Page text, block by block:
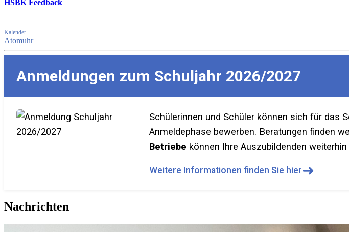
HSBK Feedback
Kalender
Atomuhr
Anmeldungen zum Schuljahr 2026/2027
Schülerinnen und Schüler können sich für das
Anmeldephase bewerben. Beratungen finden
Betriebe können Ihre Auszubildenden
Weitere Informationen finden Sie hier➜
Nachrichten